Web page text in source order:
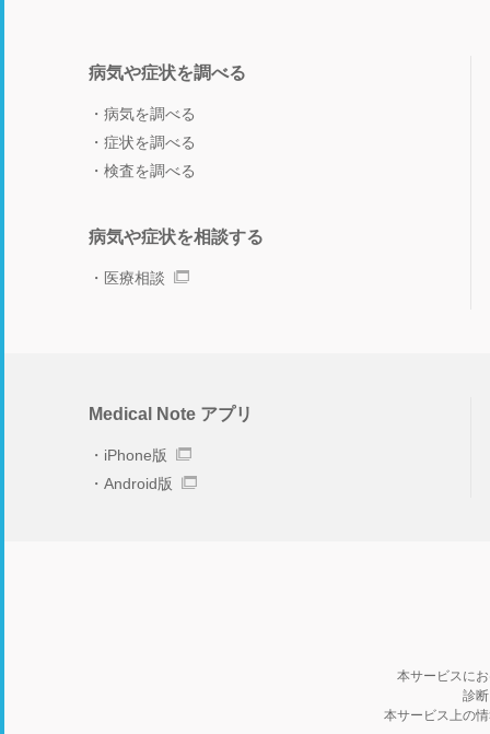
病気や症状を調べる
病気を調べる
症状を調べる
検査を調べる
病気や症状を相談する
医療相談
Medical Note アプリ
iPhone版
Android版
本サービスに
診
本サービス上の